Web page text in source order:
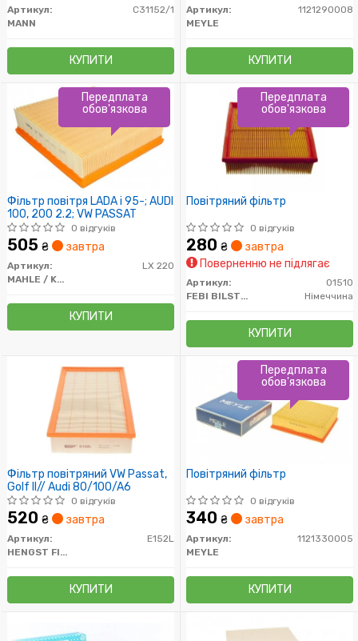
Артикул:
C31152/1
MANN
КУПИТИ
Артикул:
1121290008
MEYLE
КУПИТИ
Фільтр повітря LADA i 95-; AUDI
100, 200 2.2; VW PASSAT
0 відгуків
505 ₴ завтра
Артикул:
LX 220
MAHLE / KNECHT
КУПИТИ
Передплата
обов'язкова
Повітряний фільтр
0 відгуків
280 ₴
завтра
Поверненню не підлягає
Артикул:
01510
FEBI BILSTEIN
Німеччина
КУПИТИ
Передплата
обов'язкова
Фільтр повітряний VW Passat,
Golf II// Audi 80/100/A6
0 відгуків
520 ₴ завтра
Артикул:
E152L
HENGST FILTER
КУПИТИ
Повітряний фільтр
0 відгуків
340 ₴ завтра
Артикул:
1121330005
MEYLE
КУПИТИ
Передплата
обов'язкова